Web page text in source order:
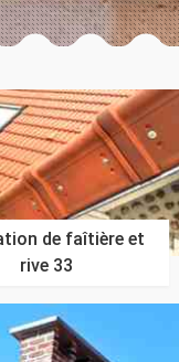
de faîtière et
rive 33